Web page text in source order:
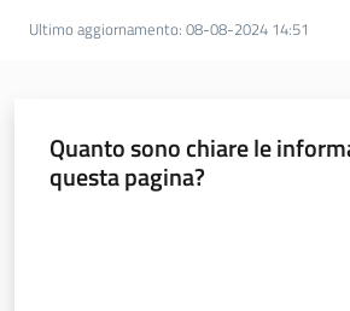
Emilia-
Romagna
Ultimo aggiornamento: 08-08-2024 14:51
Quanto sono chiare le
questa pagina?